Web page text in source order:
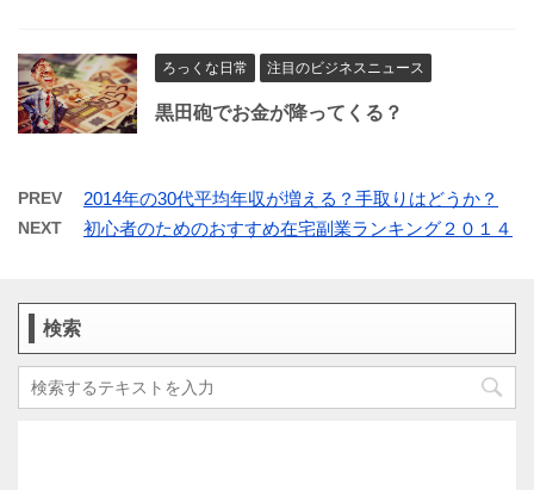
ろっくな日常 注目のビジネスニュース
黒田砲でお金が降ってくる？
PREV 2014年の30代平均年収が増える？手取りはどうか？
NEXT 初心者のためのおすすめ在宅副業ランキング２０１４
検索